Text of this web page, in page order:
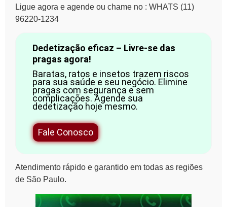
Ligue agora e agende ou chame no : WHATS (11)
96220-1234
Dedetização eficaz – Livre-se das
pragas agora!
Baratas, ratos e insetos trazem riscos
para sua saúde e seu negócio. Elimine
pragas com segurança e sem
complicações. Agende sua
dedetização hoje mesmo.
Fale Conosco
Atendimento rápido e garantido em todas as regiões
de São Paulo.